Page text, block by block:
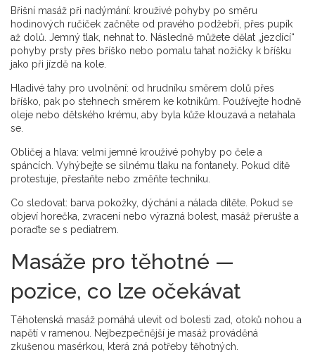
Břišní masáž při nadýmání: krouživé pohyby po směru
hodinových ručiček začněte od pravého podžebří, přes pupík
až dolů. Jemný tlak, nehnat to. Následně můžete dělat „jezdící“
pohyby prsty přes bříško nebo pomalu tahat nožičky k bříšku
jako při jízdě na kole.
Hladivé tahy pro uvolnění: od hrudníku směrem dolů přes
bříško, pak po stehnech směrem ke kotníkům. Používejte hodně
oleje nebo dětského krému, aby byla kůže klouzavá a netahala
se.
Obličej a hlava: velmi jemné krouživé pohyby po čele a
spáncích. Vyhýbejte se silnému tlaku na fontanely. Pokud dítě
protestuje, přestaňte nebo změňte techniku.
Co sledovat: barva pokožky, dýchání a nálada dítěte. Pokud se
objeví horečka, zvracení nebo výrazná bolest, masáž přerušte a
poraďte se s pediatrem.
Masáže pro těhotné —
pozice, co lze očekávat
Těhotenská masáž pomáhá ulevit od bolesti zad, otoků nohou a
napětí v ramenou. Nejbezpečnější je masáž prováděná
zkušenou masérkou, která zná potřeby těhotných.